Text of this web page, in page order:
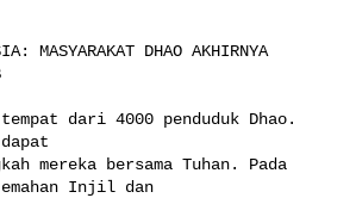
MASYARAKAT DHAO AKHIRNYA
dari 4000 penduduk Dhao.
mereka bersama Tuhan. Pada
Injil dan